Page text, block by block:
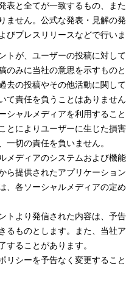
表と全てが一致するもの、ま
ません。公式な発表・見解の
びプレスリリースなどで行いま
トが、ユーザーの投稿に対し
のみに当社の意思を示すもの
去の投稿やその他活動に関し
て責任を負うことはありません
シャルメディアを利用するこ
とによりユーザーに生じた損
一切の責任を負いません。
メディアのシステムおよび機
ら提供されたアプリケーショ
、各ソーシャルメディアの定
トより発信された内容は、予
るものとします。また、当社
することがあります。
リシーを予告なく変更すること